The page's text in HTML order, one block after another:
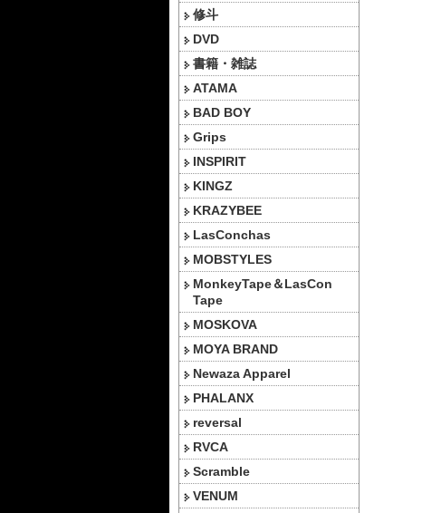
修斗
DVD
書籍・雑誌
ATAMA
BAD BOY
Grips
INSPIRIT
KINGZ
KRAZYBEE
LasConchas
MOBSTYLES
MonkeyTape＆LasCon
Tape
MOSKOVA
MOYA BRAND
Newaza Apparel
PHALANX
reversal
RVCA
Scramble
VENUM